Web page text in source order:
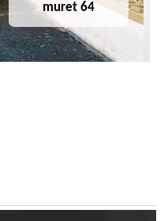
muret 64